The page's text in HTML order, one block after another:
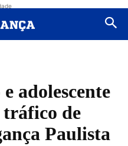
adolescente
de
Paulista